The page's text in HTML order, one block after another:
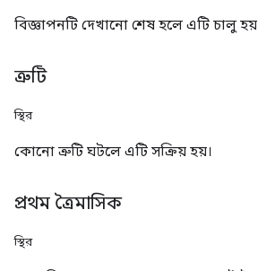
বিজ্ঞাপনটি দেখানো শেষ হলে এটি চালু
ত্রুটি
স্থির
কোনো ত্রুটি ঘটলে এটি সক্রিয় হয়।
প্রথম ত্রৈমাসিক
স্থির